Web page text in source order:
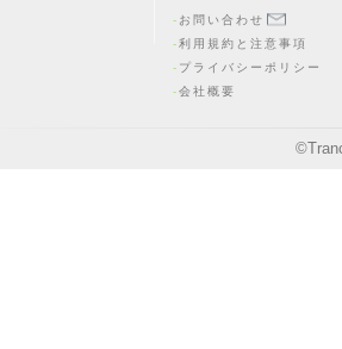
お問い合わせ
利用規約と注意事項
プライバシーポリシー
会社概要
©